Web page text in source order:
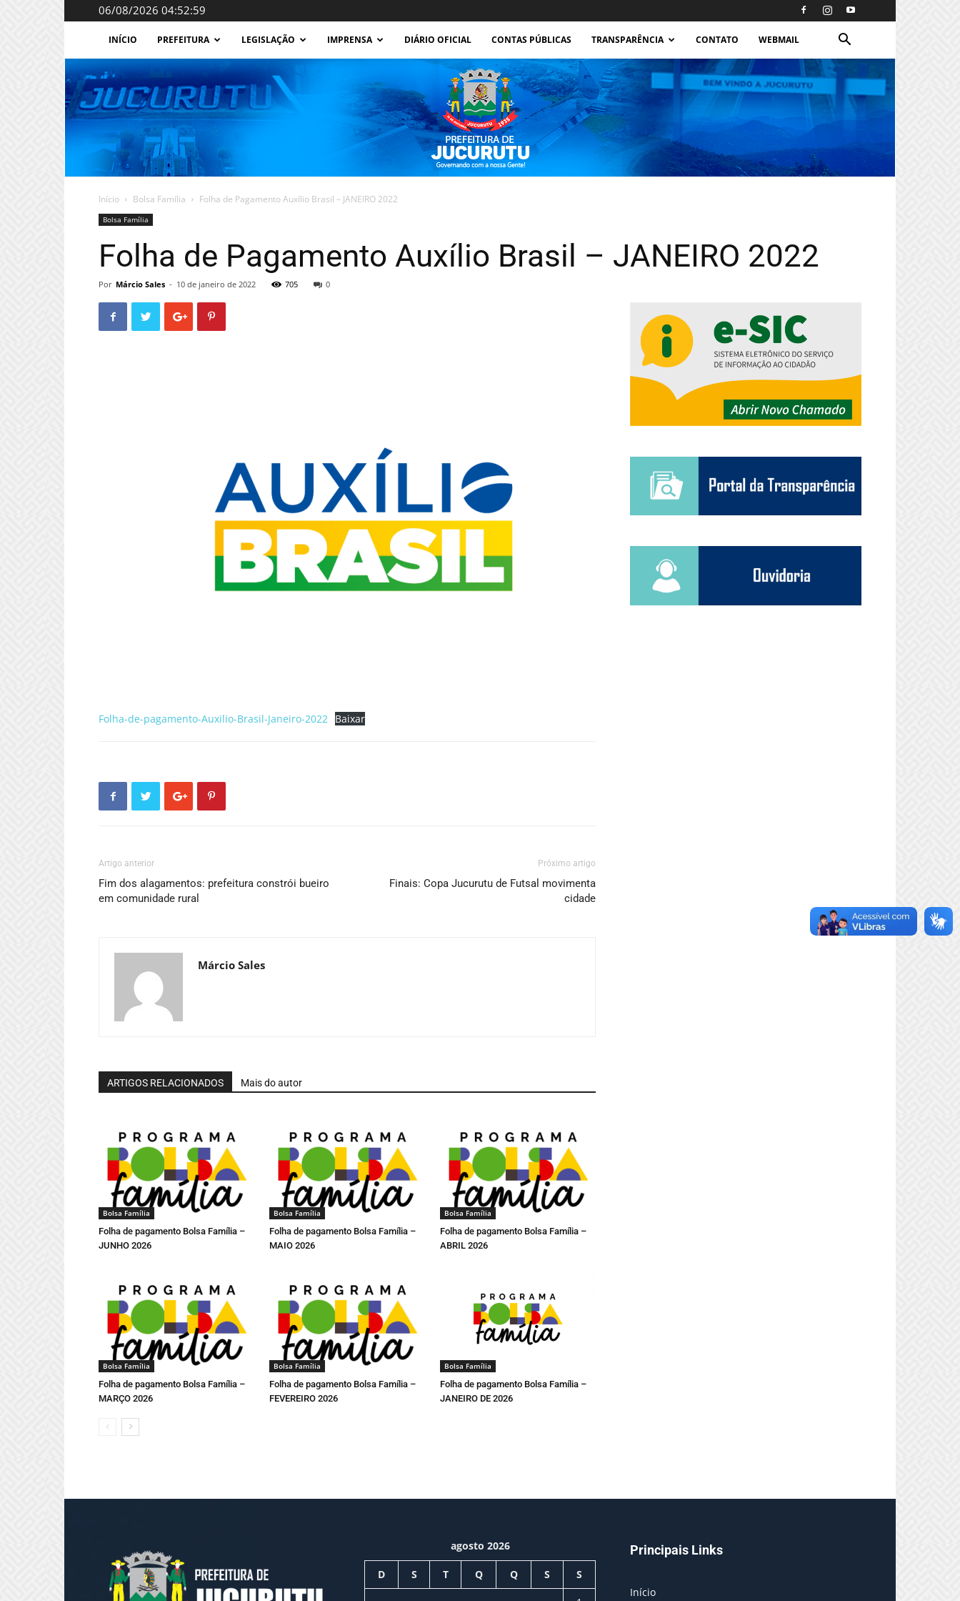
06/08/2026 04:52:59
INÍCIO PREFEITURA LEGISLAÇÃO IMPRENSA DIÁRIO OFICIAL CONTAS PÚBLICAS TRANSPARÊNCIA CONTATO WEBMAIL
de
Início Bolsa Família Folha de Pagamento Auxílio Brasil – JANEIRO 2022
Bolsa Família
Folha de Pagamento Auxílio Brasil – JANEIRO 2022
Por Márcio Sales - 10 de janeiro de 2022 705 0
Folha-de-pagamento-Auxilio-Brasil-Janeiro-2022 Baixar
Artigo anterior
Fim dos alagamentos: prefeitura constrói bueiro
em comunidade rural
Próximo artigo
Finais: Copa Jucurutu de Futsal movimenta
cidade
Márcio Sales
ARTIGOS RELACIONADOS Mais do autor
Bolsa Família
Folha de pagamento Bolsa Família –
JUNHO 2026
Bolsa Família
Folha de pagamento Bolsa Família –
MAIO 2026
Bolsa Família
Folha de pagamento Bolsa Família –
ABRIL 2026
Bolsa Família
Folha de pagamento Bolsa Família –
MARÇO 2026
Bolsa Família
Folha de pagamento Bolsa Família –
FEVEREIRO 2026
Bolsa Família
Folha de pagamento Bolsa Família –
JANEIRO DE 2026
agosto 2026
D S T Q Q S S
Principais Links
Início